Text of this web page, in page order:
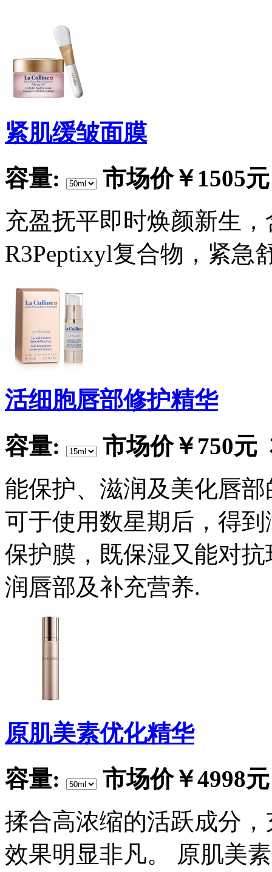
紧肌缓皱面膜
容量:
市场价￥1505元
充盈抚平即时焕颜新生
R3Peptixyl复合物，紧急
活细胞唇部修护精华
容量:
市场价￥750元
能保护、滋润及美化唇
可于使用数星期后，得
保护膜，既保湿又能对
润唇部及补充营养.
原肌美素优化精华
容量:
市场价￥4998元
揉合高浓缩的活跃成分
效果明显非凡。 原肌美